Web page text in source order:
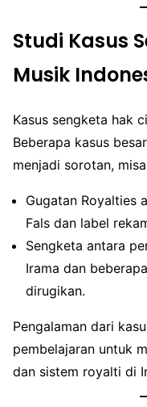
Studi Kasus
Musik
Kasus sengketa hak
Beberapa kasus
menjadi sorotan,
Gugatan Royalties
Fals dan label
Sengketa antara
Irama dan
dirugikan.
Pengalaman dari
pembelajaran untuk
dan sistem royalti di